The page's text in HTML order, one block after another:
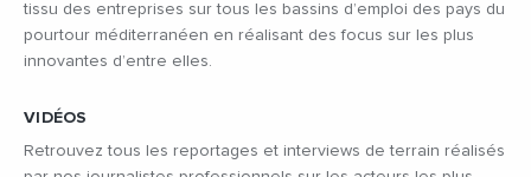
tissu des entreprises sur tous les bassins d’emploi des pays du
pourtour méditerranéen en réalisant des focus sur les plus
innovantes d’entre elles.
VIDÉOS
Retrouvez tous les reportages et interviews de terrain réalisés